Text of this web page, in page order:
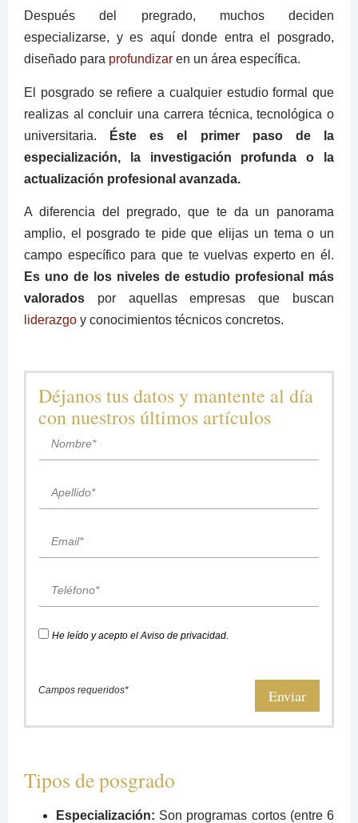
Después del pregrado, muchos deciden
especializarse, y es aquí donde entra el posgrado,
diseñado para profundizar en un área específica.
El posgrado se refiere a cualquier estudio formal que
realizas al concluir una carrera técnica, tecnológica o
universitaria.
Éste es el primer paso de la
especialización, la investigación profunda o la
actualización profesional avanzada.
A diferencia del pregrado, que te da un panorama
amplio, el posgrado te pide que elijas un tema o un
campo específico para que te vuelvas experto en él.
Es uno de los niveles de estudio profesional más
valorados por aquellas empresas que buscan
liderazgo y conocimientos técnicos concretos.
Déjanos tus datos y mantente al día
con nuestros últimos artículos
He leído y acepto elAviso de privacidad.
Enviar
Campos requeridos*
Tipos de posgrado
Especialización: Son programas cortos (entre 6